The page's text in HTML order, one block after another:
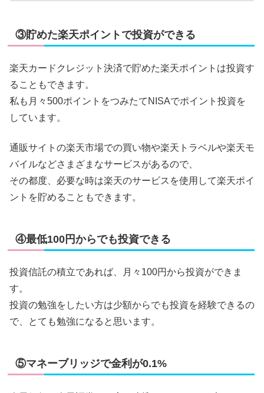
③貯めた楽天ポイントで投資ができる
楽天カードクレジット決済で貯めた楽天ポイントは投資す
ることもできます。
私も月々500ポイントをつみたてNISAでポイント投資を
しています。
通販サイトの楽天市場での買い物や楽天トラベルや楽天モ
バイルなどさまざまなサービスがあるので、
その都度、必要な時は楽天のサービスを使用して楽天ポイ
ントを貯めることもできます。
④最低100円からでも投資できる
投資信託の積立であれば、月々100円から投資ができま
す。
投資の勉強をしたい方は少額からでも投資を経験できるの
で、とても勉強になると思います。
⑤マネーブリッジで金利が0.1%